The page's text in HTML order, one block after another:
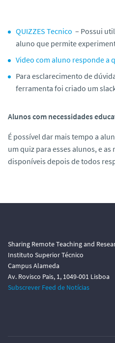
QUIZZES Tecnico – Possui
aluno que permite
Video com aluno responde a
Para esclarecimento de
ferramenta foi criado um
Alunos com necessidades
É possível dar mais tempo a
um quiz para esses alunos, e
disponíveis depois de todos
Sharing Remote Teaching and
Instituto Superior Técnico
Campus Alameda
Av. Rovisco Pais, 1, 1049-001 Lisboa
Subscrever Feed de Notícias